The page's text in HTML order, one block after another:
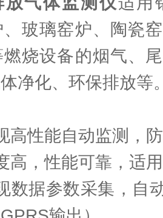
、玻璃窑炉、陶瓷
烧设备的烟气、
净化、环保排放等
高性能自动监测，
高，性能可靠，适
数据参数采集，自